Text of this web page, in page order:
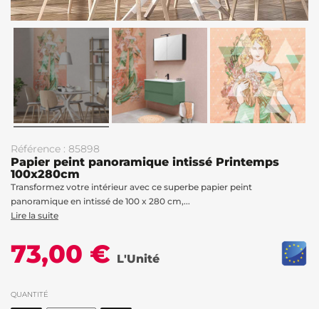
Référence : 85898
Papier peint panoramique intissé Printemps
100x280cm
Transformez votre intérieur avec ce superbe papier peint
panoramique en intissé de 100 x 280 cm,...
Lire la suite
73,00 € L'Unité
QUANTITÉ